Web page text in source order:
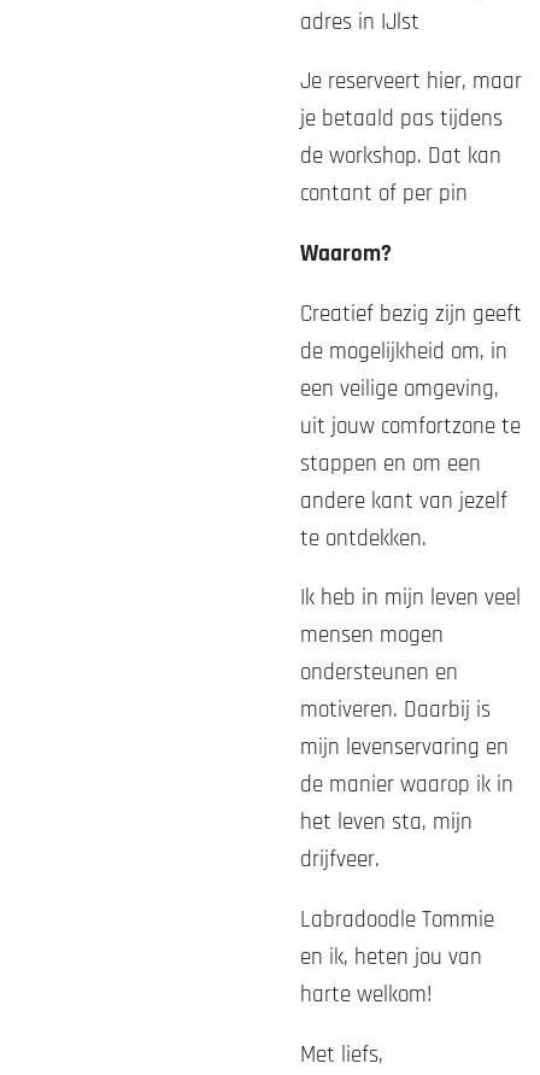
adres in IJlst
Je reserveert hier, maar
je betaald pas tijdens
de workshop. Dat kan
contant of per pin
Waarom?
Creatief bezig zijn geeft
de mogelijkheid om, in
een veilige omgeving,
uit jouw comfortzone te
stappen en om een
andere kant van jezelf
te ontdekken.
Ik heb in mijn leven veel
mensen mogen
ondersteunen en
motiveren. Daarbij is
mijn levenservaring en
de manier waarop ik in
het leven sta, mijn
drijfveer.
Labradoodle Tommie
en ik, heten jou van
harte welkom!
Met liefs,